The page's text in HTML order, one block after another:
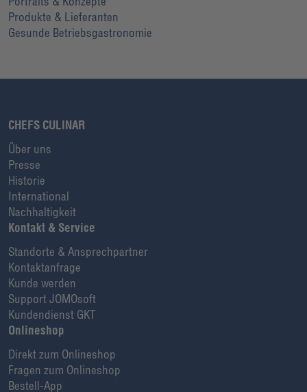
Produkte & Lieferanten
Gesunde Betriebsgastronomie
CHEFS CULINAR
Über uns
Presse
Historie
International
Nachhaltigkeit
Kontakt & Service
Standorte & Ansprechpartner
Kontaktanfrage
Kunde werden
Support JOMOsoft
Kundendienst GKT
Onlineshop
Direkt zum Onlineshop
Fragen zum Onlineshop
Bestell-App